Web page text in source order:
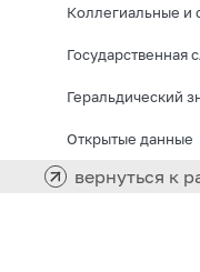
Коллегиальные и
Государственная
Геральдический
Открытые данные
вернуться к